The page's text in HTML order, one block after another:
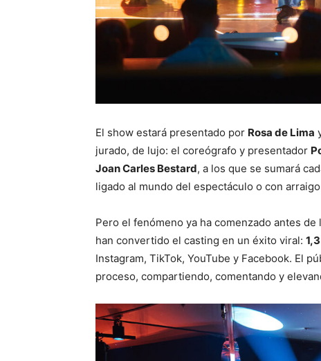
El show estará presentado por Rosa de Lima
jurado, de lujo: el coreógrafo y presentador
Joan Carles Bestard, a los que se sumará
ligado al mundo del espectáculo o con
Pero el fenómeno ya ha comenzado antes
han convertido el casting en un éxito viral:
Instagram, TikTok, YouTube y Facebook. El
proceso, compartiendo, comentando y